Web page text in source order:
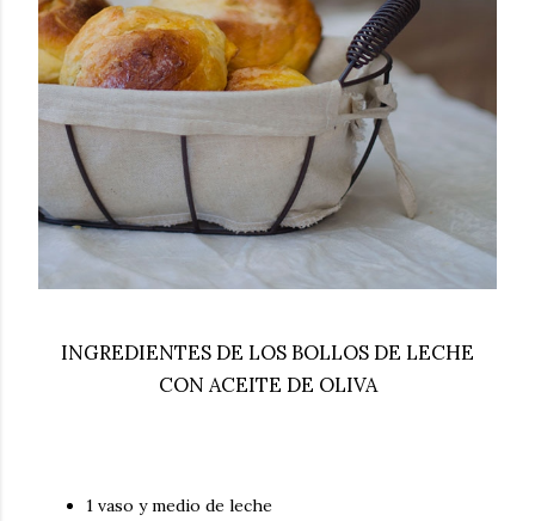
INGREDIENTES DE LOS BOLLOS DE LECHE
CON ACEITE DE OLIVA
1 vaso y medio de leche